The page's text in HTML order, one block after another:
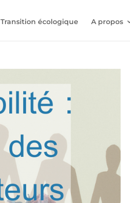
Transition écologique A propos